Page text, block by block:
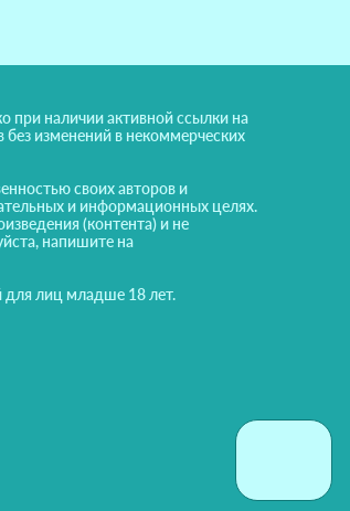
при наличии активной ссылки на
без изменений в некоммерческих
своих авторов и
и информационных целях.
(контента) и не
напишите на
для лиц младше 18 лет.